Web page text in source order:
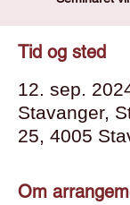
Tid og sted
12. sep.
Stavanger,
25, 4005
Om